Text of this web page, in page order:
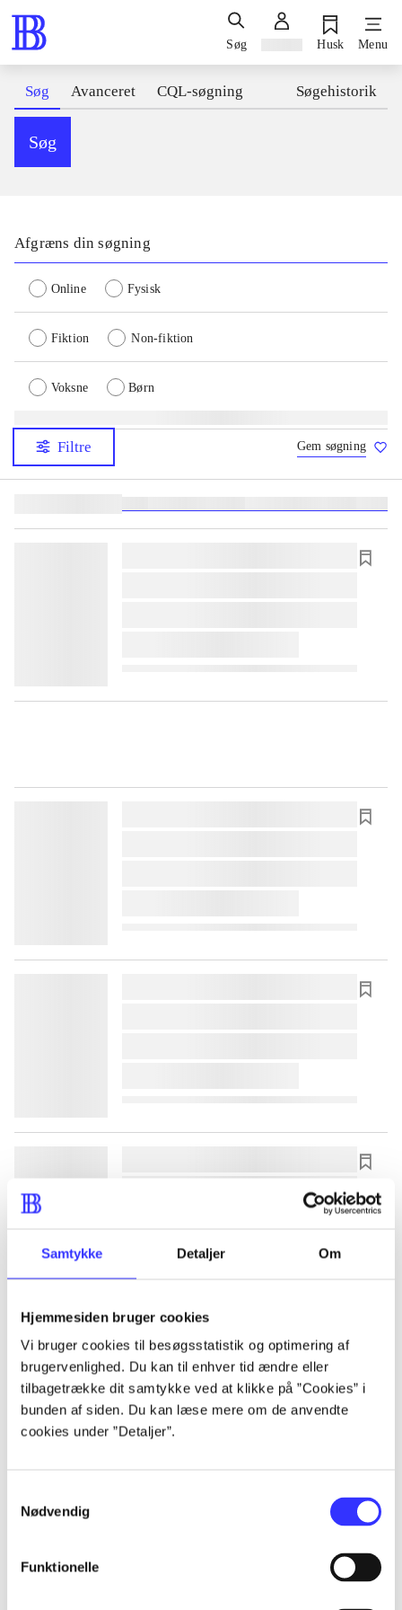
Samtykke Detaljer Om
Hjemmesiden bruger cookies
Vi bruger cookies til besøgsstatistik og optimering af
brugervenlighed. Du kan til enhver tid ændre eller
tilbagetrække dit samtykke ved at klikke på ”Cookies” i
bunden af siden. Du kan læse mere om de anvendte
cookies under ”Detaljer”.
Nødvendig
Funktionelle
Søg Husk Menu
Søg Avanceret CQL-søgning Søgehistorik
Søg
Afgræns din søgning
Online Fysisk
Fiktion Non-fiktion
Voksne Børn
Filtre Gem søgning
lorem ipsum dolor sit amet ...
lorem ipsum dolor sit amet ...
lorem ipsum dolor sit amet ...
lorem ipsum dolor sit amet ...
lorem ipsum dolor sit amet ...
lorem ipsum dolor sit amet ...
lorem ipsum dolor sit amet ...
lorem ipsum dolor sit amet ...
lorem ipsum dolor sit amet ...
lorem ipsum dolor sit amet ...
lorem ipsum dolor sit amet ...
lorem ipsum dolor sit amet ...
lorem ipsum dolor sit amet ...
lorem ipsum dolor sit amet ...